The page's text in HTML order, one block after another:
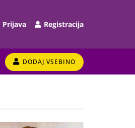
Prijava Registracija
DODAJ VSEBINO